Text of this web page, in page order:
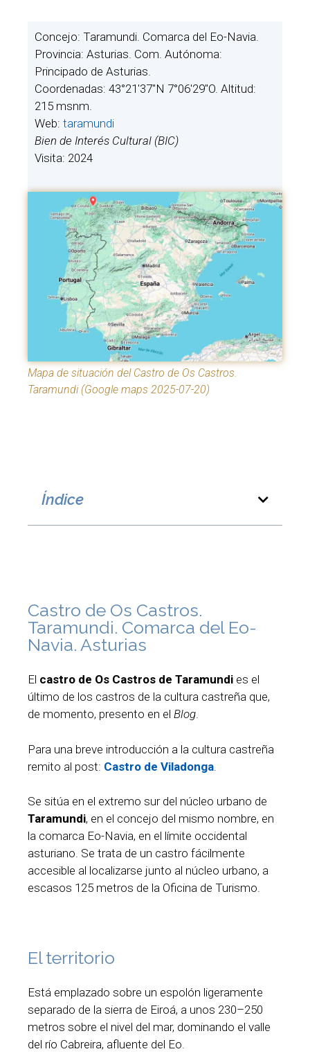
Concejo: Taramundi. Comarca del Eo-Navia.
Provincia: Asturias. Com. Autónoma:
Principado de Asturias.
Coordenadas: 43°21′37″N 7°06′29″O. Altitud:
215 msnm.
Web: taramundi
Bien de Interés Cultural (BIC)
Visita: 2024
Mapa de situación del Castro de Os Castros.
Taramundi (Google maps 2025-07-20)
Índice
Castro de Os Castros.
Taramundi. Comarca del Eo-
Navia. Asturias
El castro de Os Castros de Taramundi es el
último de los castros de la cultura castreña que,
de momento, presento en el Blog.
Para una breve introducción a la cultura castreña
remito al post: Castro de Viladonga
Se sitúa en el extremo sur del núcleo urbano de
Taramundi, en el concejo del mismo nombre, en
la comarca Eo-Navia, en el límite occidental
asturiano. Se trata de un castro fácilmente
accesible al localizarse junto al núcleo urbano, a
escasos 125 metros de la Oficina de Turismo.
El territorio
Está emplazado sobre un espolón ligeramente
separado de la sierra de Eiroá, a unos 230–250
metros sobre el nivel del mar, dominando el valle
del río Cabreira, afluente del Eo.